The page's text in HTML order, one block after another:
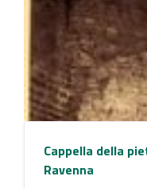
Cappella della
Ravenna